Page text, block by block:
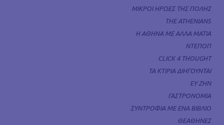
ΜΙΚΡΟΙ ΗΡΩΕΣ ΤΗΣ ΠΟΛΗΣ
THE ATHENIANS
Η ΑΘΗΝΑ ΜΕ ΑΛΛΑ ΜΑΤΙΑ
ΝΤΕΠΟΠ
CLICK 4 THOUGHT
ΤΑ ΚΤΙΡΙΑ ΔΙΗΓΟΥΝΤΑΙ
ΕΥ ΖΗΝ
ΓΑΣΤΡΟΝΟΜΙΑ
ΣΥΝΤΡΟΦΙΑ ΜΕ ΕΝΑ ΒΙΒΛΙΟ
ΘΕΑΘΗΝΕΣ